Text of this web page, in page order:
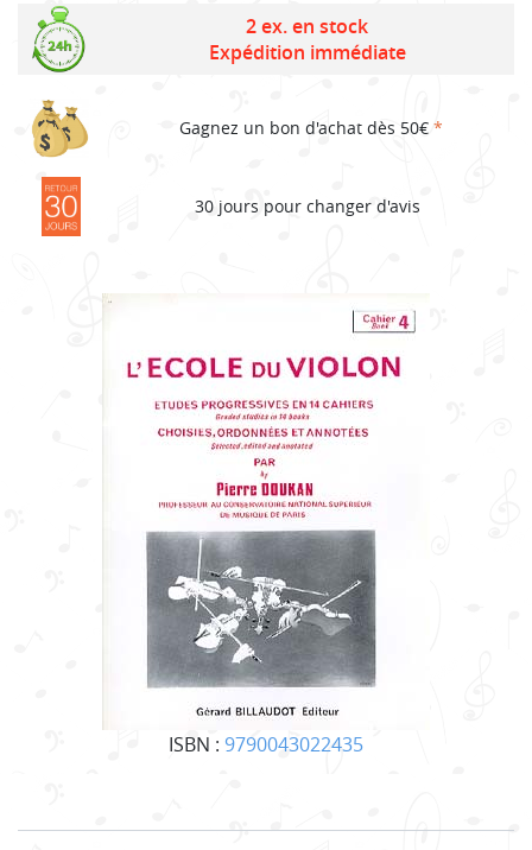
ISBN : 9790043022435
2 ex. en stock
Expédition immédiate
Gagnez un bon d'achat dès 50€ *
30 jours pour changer d'avis